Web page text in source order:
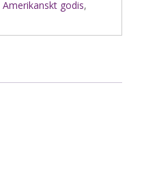
Amerikanskt godis,